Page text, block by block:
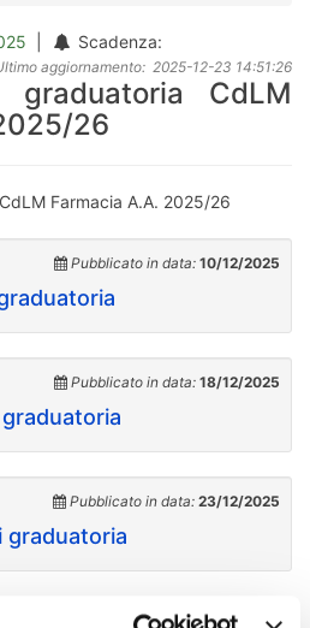
Scadenza:
aggiornamento: 2025-12-23 14:51:26
graduatoria CdLM
26
Farmacia A.A. 2025/26
Pubblicato in data: 10/12/2025
Pubblicato in data: 18/12/2025
Pubblicato in data: 23/12/2025
graduatoria